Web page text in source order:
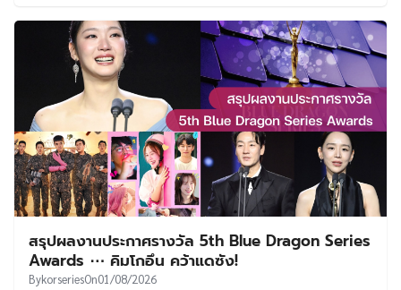
สรุปผลงานประกาศรางวัล 5th Blue Dragon Series
Awards ⋯ คิมโกอึน คว้าแดซัง!
BykorseriesOn01/08/2026